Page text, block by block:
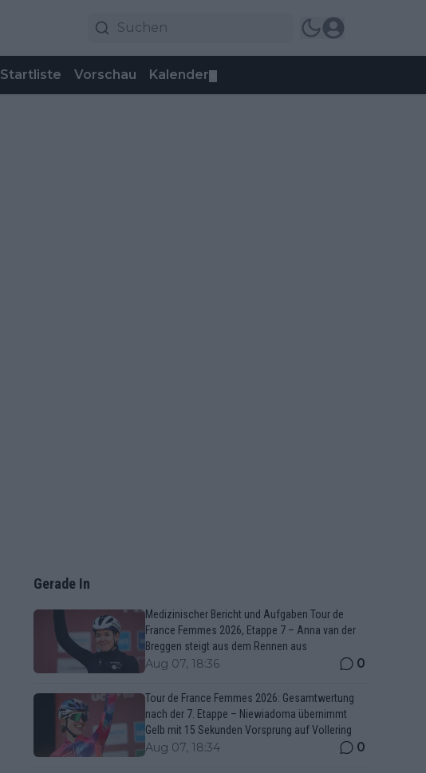
Startliste Vorschau Kalender
Gerade In
Medizinischer Bericht und Aufgaben Tour de
France Femmes 2026, Etappe 7 – Anna van der
Breggen steigt aus dem Rennen aus
Aug 07, 18:36 0
Tour de France Femmes 2026: Gesamtwertung
nach der 7. Etappe – Niewiadoma übernimmt
Gelb mit 15 Sekunden Vorsprung auf Vollering
Aug 07, 18:34 0